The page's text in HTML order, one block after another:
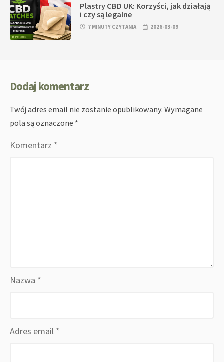
Plastry CBD UK: Korzyści, jak działają
i czy są legalne
7 MINUTY CZYTANIA 2026-03-09
Dodaj komentarz
Twój adres email nie zostanie opublikowany. Wymagane
pola są oznaczone *
Komentarz *
Nazwa *
Adres email *